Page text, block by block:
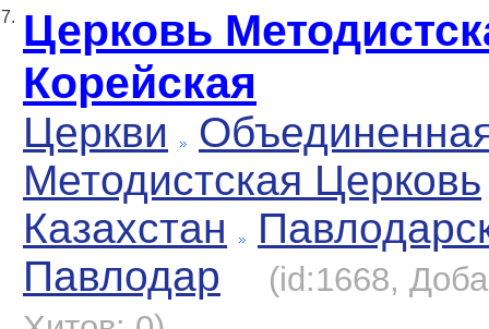
7. Церковь
Корейская
Церкви
Методистская Церковь
Казахстан
Павлодар
(id:1668,